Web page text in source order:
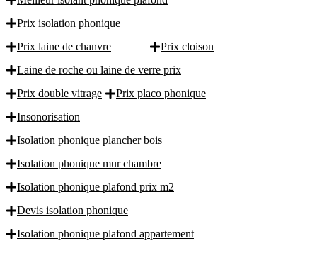
Prix isolation phonique
Prix laine de chanvre
Prix cloison
Laine de roche ou laine de verre prix
Prix double vitrage
Prix placo phonique
Insonorisation
Isolation phonique plancher bois
Isolation phonique mur chambre
Isolation phonique plafond prix m2
Devis isolation phonique
Isolation phonique plafond appartement